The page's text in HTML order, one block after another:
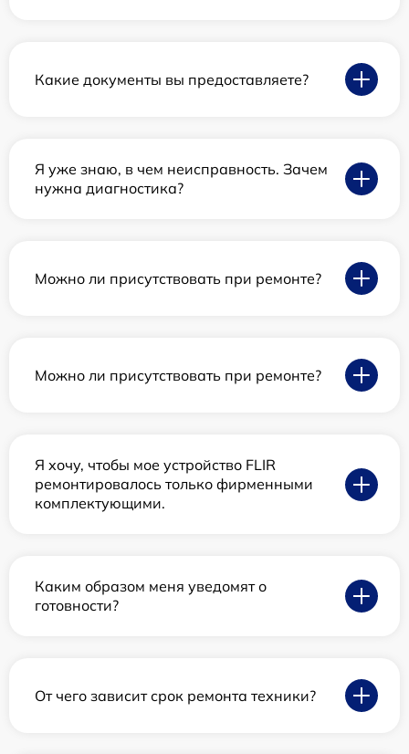
Какие документы вы предоставляете?
Я уже знаю, в чем неисправность. Зачем
нужна диагностика?
Можно ли присутствовать при ремонте?
Можно ли присутствовать при ремонте?
Я хочу, чтобы мое устройство FLIR
ремонтировалось только фирменными
комплектующими.
Каким образом меня уведомят о
готовности?
От чего зависит срок ремонта техники?